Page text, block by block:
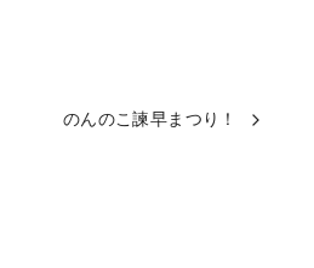
のんのこ諫早まつり！